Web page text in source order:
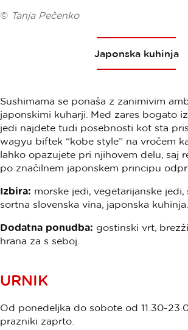
© Tanja Pečenko
Japonska kuhinja
Sushimama se ponaša z zanimivim
japonskimi kuharji. Med zares bogato
jedi najdete tudi posebnosti kot sta
wagyu biftek “kobe style” na vročem
lahko opazujete pri njihovem delu, saj
po značilnem japonskem principu
Izbira: morske jedi, vegetarijanske
sortna slovenska vina, japonska kuhinja.
Dodatna ponudba: gostinski vrt,
hrana za s seboj.
URNIK
Od ponedeljka do sobote od 11.30-
prazniki zaprto.